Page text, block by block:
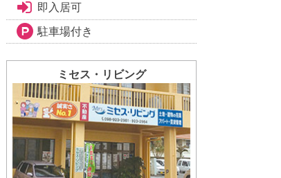
即入居可
駐車場付き
ミセス・リビング